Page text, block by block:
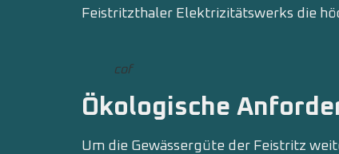
Feistritzthaler Elektrizitätswerks die
cof
Ökologische
Um die Gewässergüte der Feistritz